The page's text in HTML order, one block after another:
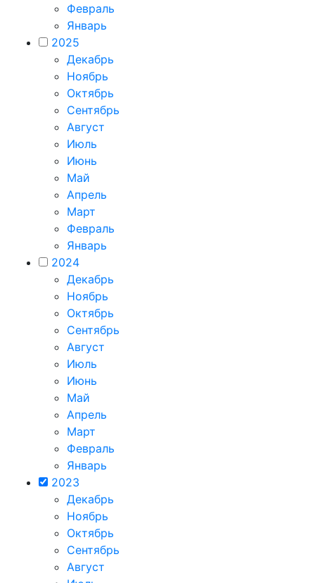
Февраль
Январь
2025
Декабрь
Ноябрь
Октябрь
Сентябрь
Август
Июль
Июнь
Май
Апрель
Март
Февраль
Январь
2024
Декабрь
Ноябрь
Октябрь
Сентябрь
Август
Июль
Июнь
Май
Апрель
Март
Февраль
Январь
2023
Декабрь
Ноябрь
Октябрь
Сентябрь
Август